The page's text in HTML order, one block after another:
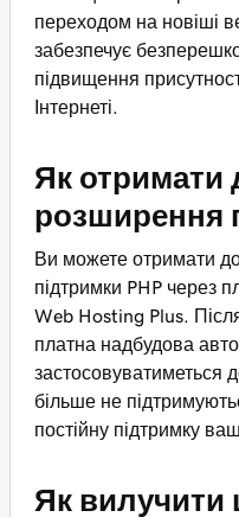
переходом на новіші
забезпечує
підвищення
Інтернеті.
Як отримати
розширення
Ви можете отримати
підтримки PHP через
Web Hosting Plus.
платна надбудова
застосовуватиметься
більше не
постійну підтримку
Як вилучити